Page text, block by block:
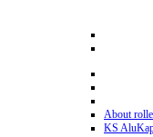
About
KS